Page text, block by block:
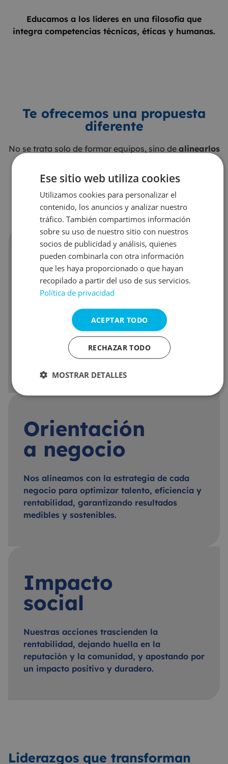
Educamos a los líderes en una filosofía que
integra competencias técnicas, éticas y humanas.
Te ofrecemos una propuesta
diferente
No se trata solo de formar equipos, sino de alinearlos
con la estrategia de la empresa
desarrollo y lograr un impacto real en la sociedad.
Nuestro enfoque de liderazgocombina visión
humanista, orientación a negocio e impacto social.
Visión
humanista
Priorizamos el bienestar y desarrollo
integral de las personas, con liderazgo ético
y relaciones positivas, porque creemos que
el éxito nace de equipos motivados y
Orientación
a negocio
Nos alineamos con la estrategia de cada
negocio para optimizar talento, eficiencia y
rentabilidad, garantizando resultados
medibles y sostenibles.
Impacto
social
Nuestras acciones trascienden la
rentabilidad, dejando huella en la
reputación y la comunidad, y apostando por
un impacto positivo y duradero.
Liderazgos que transforman
Ese sitio web utiliza cookies
Utilizamos cookies para personalizar el
contenido, los anuncios y analizar nuestro
tráfico. También compartimos información
sobre su uso de nuestro sitio con nuestros
socios de publicidad y análisis, quienes
pueden combinarla con otra información
que les haya proporcionado o que hayan
recopilado a partir del uso de sus servicios.
Política de privacidad
ACEPTAR TODO
RECHAZAR TODO
MOSTRAR DETALLES